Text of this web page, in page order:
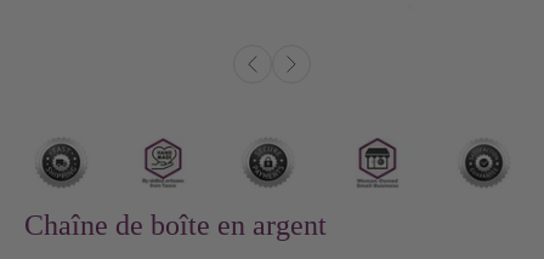
Chaîne de boîte en argent